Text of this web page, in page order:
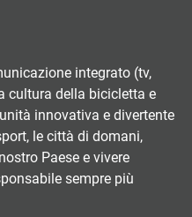
integrato (tv,
cultura della bicicletta e
innovativa e divertente
le città di domani,
Paese e vivere
sempre più